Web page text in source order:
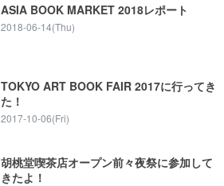
ASIA BOOK MARKET 2018レポート
2018-06-14(Thu)
TOKYO ART BOOK FAIR 2017に行ってき
た！
2017-10-06(Fri)
胡桃堂喫茶店オープン前々夜祭に参加して
きたよ！